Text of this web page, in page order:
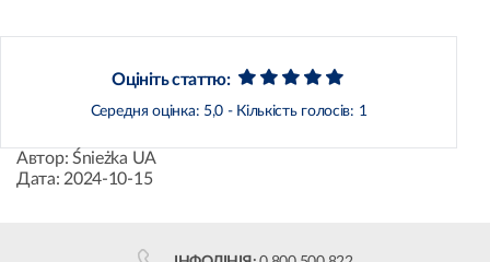
Оцініть статтю:
Середня оцінка: 5,0 - Кількість голосів: 1
Автор: Śnieżka UA
Дата: 2024-10-15